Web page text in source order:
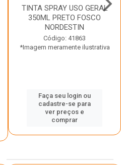
TINTA SPRAY USO GERAL
350ML PRETO FOSCO
NORDESTIN
Código: 41863
*Imagem meramente ilustrativa
Faça seu login ou
cadastre-se para
ver preços e
comprar